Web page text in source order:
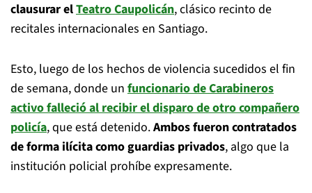
clausurar elTeatro Caupolicán, clásico recinto de
recitales internacionales en Santiago.
Esto, luego de los hechos de violencia sucedidos el fin
de semana, donde un funcionario de Carabineros
activo falleció al recibir el disparo de otro compañero
policía, que está detenido.Ambos fueron contratados
de forma ilícita como guardias privados, algo que la
institución policial prohíbe expresamente.